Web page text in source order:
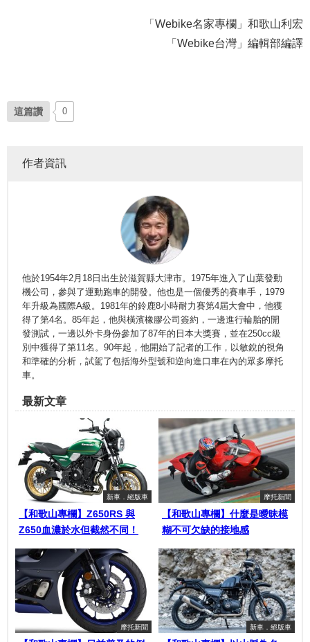
「Webike名家專欄」和歌山利宏
「Webike台灣」編輯部編譯
這篇讚 0
作者資訊
他於1954年2月18日出生於滋賀縣大津市。1975年進入了山葉發動
機公司，參與了運動跑車的開發。他也是一個優秀的賽車手，1979
年升級為國際A級。1981年的鈴鹿8小時耐力賽第4屆大會中，他獲
得了第4名。85年起，他與橫濱橡膠公司簽約，一邊進行輪胎的開
發測試，一邊以外卡身份參加了87年的日本大獎賽，並在250cc級
別中獲得了第11名。90年起，他開始了記者的工作，以敏銳的視角
和準確的分析，試駕了包括海外型號和逆向進口車在內的眾多摩托
車。
最新文章
新車．絕版車
【和歌山專欄】Z650RS 與
Z650血濃於水但截然不同！
摩托新聞
【和歌山專欄】什麼是曖昧模
糊不可欠缺的接地感
摩托新聞 新車．絕版車